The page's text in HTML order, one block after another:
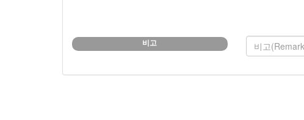
비고